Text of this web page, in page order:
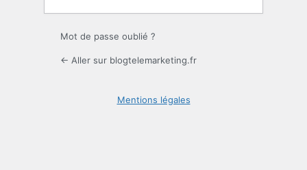
Mot de passe oublié ?
← Aller sur blogtelemarketing.fr
Mentions légales